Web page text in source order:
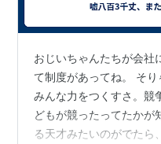
おじいちゃんたちが会社
て制度があってね。 そり
みんな力をつくすさ。競
どもが競ったってたかが
る天才みたいのがでたら